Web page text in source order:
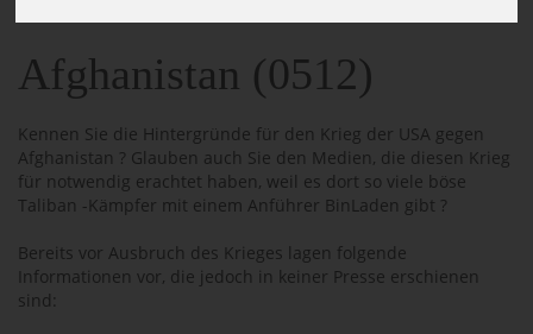
Afghanistan (0512)
Kennen Sie die Hintergründe für den Krieg der USA gegen
Afghanistan ? Glauben auch Sie den Medien, die diesen Krieg
für notwendig erachtet haben, weil es dort so viele böse
Taliban -Kämpfer mit einem Anführer BinLaden gibt ?
Bereits vor Ausbruch des Krieges lagen folgende
Informationen vor, die jedoch in keiner Presse erschienen
sind: